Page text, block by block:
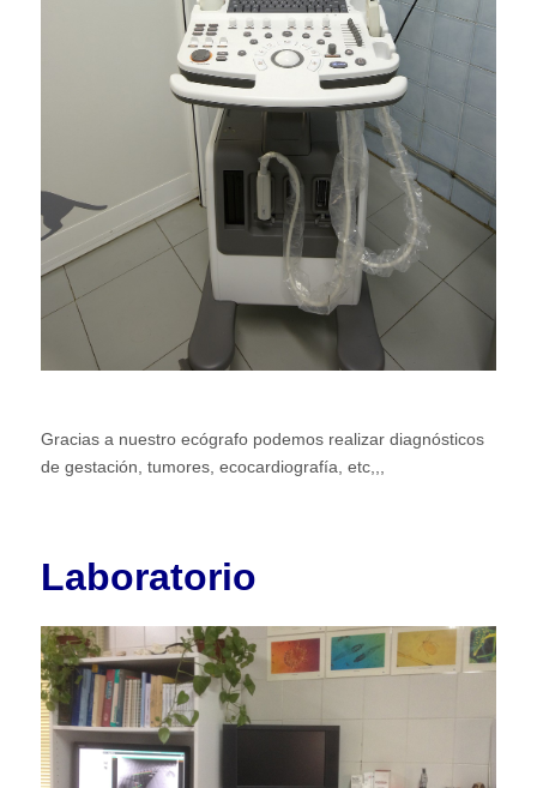
Gracias a nuestro ecógrafo podemos realizar diagnósticos
de gestación, tumores, ecocardiografía, etc,,,
Laboratorio